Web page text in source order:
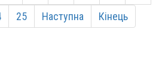
25 Наступна Кінець